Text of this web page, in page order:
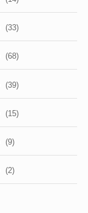
(33)
(68)
(39)
(15)
(9)
(2)